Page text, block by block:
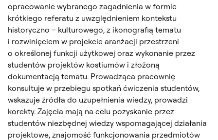
opracowanie wybranego zagadnienia w formie
krótkiego referatu z uwzględnieniem kontekstu
historyczno – kulturowego, z ikonografią tematu
i rozwinięciem w projekcie aranżacji przestrzeni
o określonej funkcji użytkowej oraz wykonanie przez
studentów projektów kostiumów i złożoną
dokumentacją tematu. Prowadząca pracownię
konsultuje w przebiegu spotkań ćwiczenia studentów,
wskazuje źródła do uzupełnienia wiedzy, prowadzi
korekty. Zajęcia mają na celu pozyskanie przez
studentów niezbędnej wiedzy wspomagającej działania
projektowe, znajomość funkcjonowania przedmiotów